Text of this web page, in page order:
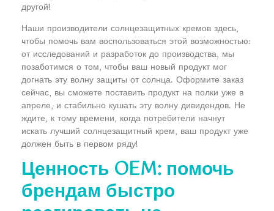
другой!
Наши производители солнцезащитных кремов здесь,
чтобы помочь вам воспользоваться этой возможностью:
от исследований и разработок до производства, мы
позаботимся о том, чтобы ваш новый продукт мог
догнать эту волну защиты от солнца. Оформите заказ
сейчас, вы сможете поставить продукт на полки уже в
апреле, и стабильно кушать эту волну дивидендов. Не
ждите, к тому времени, когда потребители начнут
искать лучший солнцезащитный крем, ваш продукт уже
должен быть в первом ряду!
Ценность OEM: помочь
брендам быстро